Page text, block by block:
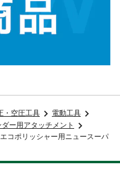
・空圧工具
電動工具
ー用アタッチメント
コポリッシャー用ニュースーパ